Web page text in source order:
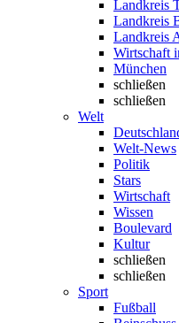
Landkreis
Landkreis
Landkreis
Wirtschaft
München
schließen
schließen
Welt
Welt-News
Politik
Stars
Wirtschaft
Wissen
Boulevard
Kultur
schließen
schließen
Sport
Fußball